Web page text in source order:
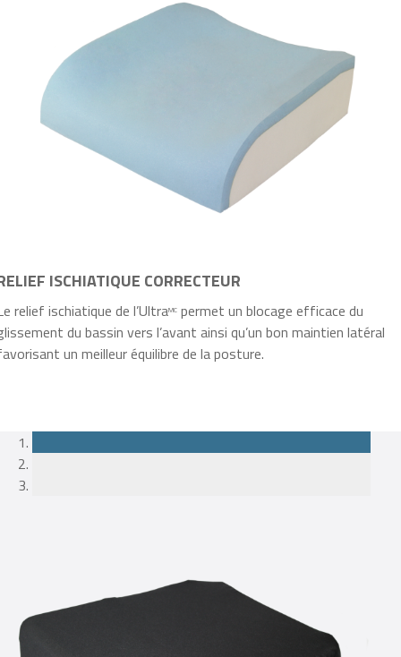
ISCHIATIQUE CORRECTEUR
relief ischiatique de l’Ultra
permet un blocage efficace du
du bassin vers l’avant ainsi qu’un bon maintien latéral
un meilleur équilibre de la posture.